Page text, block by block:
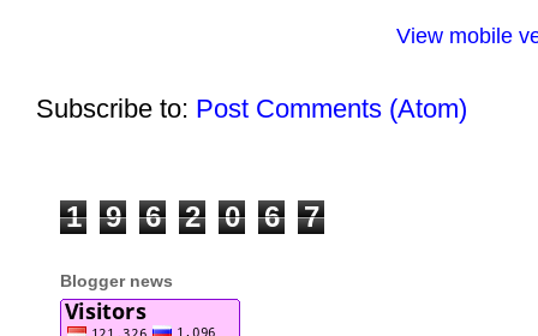
View mobile
Subscribe to: Post Comments (Atom)
1 9 6 2 0 6 7
Blogger news